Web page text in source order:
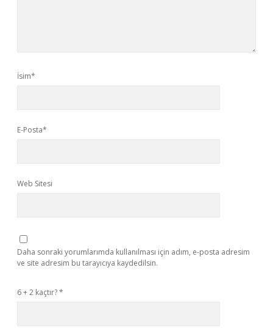
İsim*
E-Posta*
Web Sitesi
Daha sonraki yorumlarımda kullanılması için adım, e-posta adresim
ve site adresim bu tarayıcıya kaydedilsin.
6 + 2 kaçtır?*